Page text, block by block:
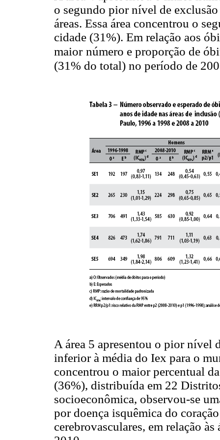
o segundo pior nível de
áreas. Essa área concentrou o
cidade (31%). Em relação aos
maior número e proporção de
(31% do total) no período de
A área 5 apresentou o pior nível
inferior à média do Iex para o
concentrou o maior percentual
(36%), distribuída em 22
socioeconômica, observou-se
por doença isquêmica do
cerebrovasculares, em relação